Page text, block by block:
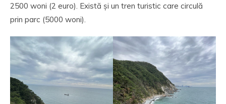
2500 woni (2 euro). Există și un tren turistic care circulă
prin parc (5000 woni).